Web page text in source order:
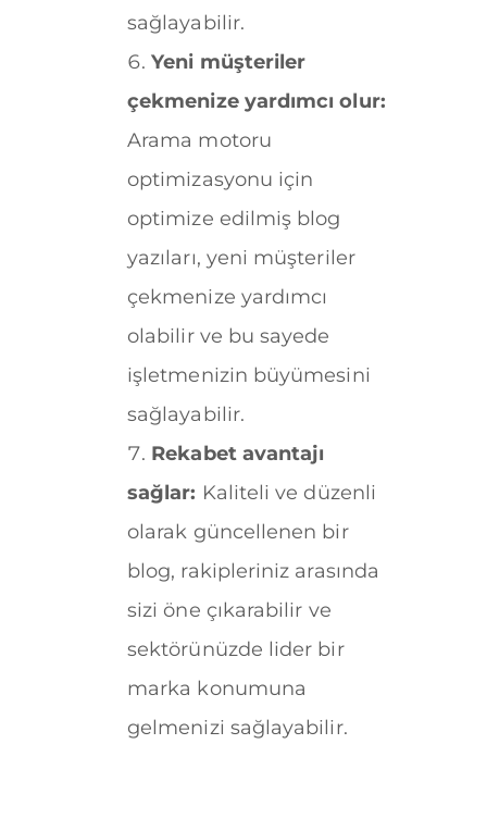
sağlayabilir.
Yeni müşteriler
çekmenize yardımcı olur:
Arama motoru
optimizasyonu için
optimize edilmiş blog
yazıları, yeni müşteriler
çekmenize yardımcı
olabilir ve bu sayede
işletmenizin büyümesini
sağlayabilir.
Rekabet avantajı
sağlar: Kaliteli ve düzenli
olarak güncellenen bir
blog, rakipleriniz arasında
sizi öne çıkarabilir ve
sektörünüzde lider bir
marka konumuna
gelmenizi sağlayabilir.